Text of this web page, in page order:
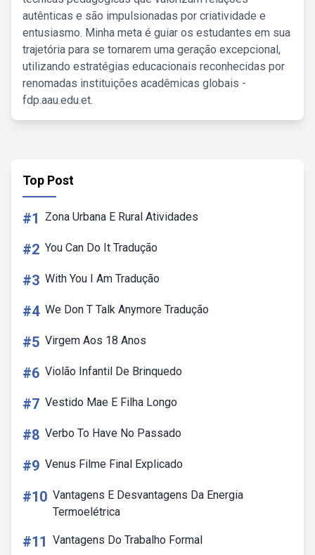
autênticas e são impulsionadas por criatividade e
entusiasmo. Minha meta é guiar os estudantes em sua
trajetória para se tornarem uma geração excepcional,
utilizando estratégias educacionais reconhecidas por
renomadas instituições acadêmicas globais -
fdp.aau.edu.et.
Top Post
#1 Zona Urbana E Rural Atividades
#2 You Can Do It Tradução
#3 With You I Am Tradução
#4 We Don T Talk Anymore Tradução
#5 Virgem Aos 18 Anos
#6 Violão Infantil De Brinquedo
#7 Vestido Mae E Filha Longo
#8 Verbo To Have No Passado
#9 Venus Filme Final Explicado
#10 Vantagens E Desvantagens Da Energia
Termoelétrica
#11 Vantagens Do Trabalho Formal